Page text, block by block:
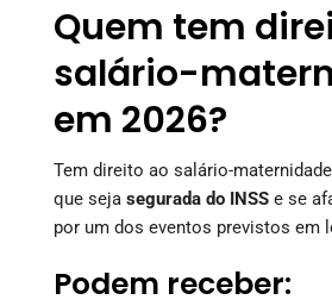
Quem tem
salário-
em 2026?
Tem direito ao salário-
que seja segurada do INSS e se
por um dos eventos previstos em
Podem receber: